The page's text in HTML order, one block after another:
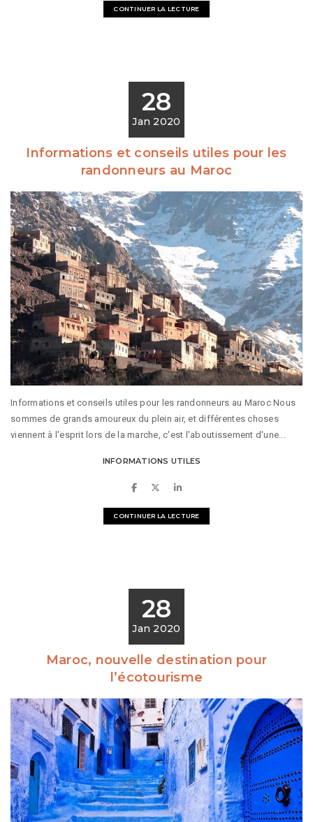
CONTINUER LA LECTURE
28
Jan 2020
Informations et conseils utiles pour les
randonneurs au Maroc
Informations et conseils utiles pour les randonneurs au Maroc Nous
sommes de grands amoureux du plein air, et différentes choses
viennent à l'esprit lors de la marche, c'est l'aboutissement d'une...
INFORMATIONS UTILES
CONTINUER LA LECTURE
28
Jan 2020
Maroc, nouvelle destination pour
l’écotourisme